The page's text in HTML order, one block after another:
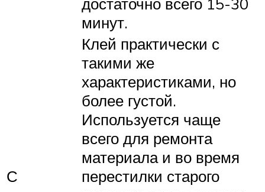
достаточно всего 15-30
минут.
С
Клей практически с
такими же
характеристиками, но
более густой.
Используется чаще
всего для ремонта
материала и во время
перестилки старого